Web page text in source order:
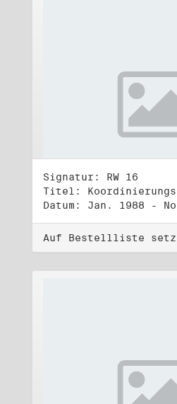
Signatur: RW 16
Datum: Jan. 1988 -
Auf Bestellliste